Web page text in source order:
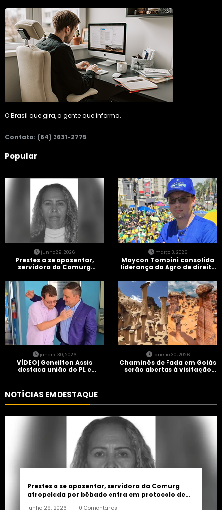
O Brasil que gira, a gente que informa.
Contato: (64) 3631-2775
Popular
junho 29, 2026
Prestes a se aposentar,
servidora da Comurg
entra em protocolo de
morte encefálica
março 3, 2026
Maycon Tombini consolida
liderança do Agro de direita
Brasil” em Goiânia
janeiro 30, 2026
VÍDEO| Geneilton Assis
destaca união do PL e
janeiro 30, 2026
Chaminés de Fada em Goiás
serão abertas à visitação
NOTÍCIAS EM DESTAQUE
Prestes a se aposentar, servidora da Comurg
atropelada por bêbado entra em protocolo de
junho 29, 2026 0 Comentários